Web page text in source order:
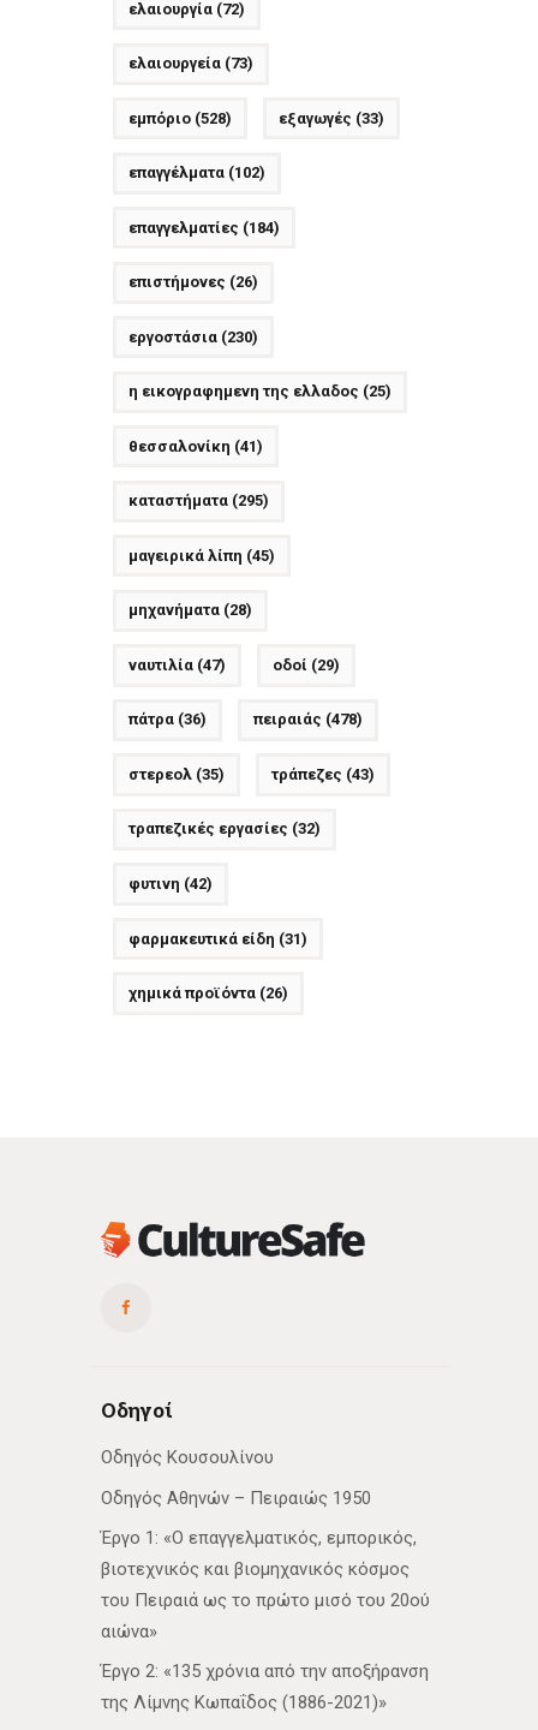
ελαιουργία(72)
ελαιουργεία(73)
εμπόριο(528) εξαγωγές (33)
επαγγέλματα(102)
επαγγελματίες (184)
επιστήμονες (26)
εργοστάσια(230)
η εικογραφημενη της ελλαδος (25)
θεσσαλονίκη (41)
καταστήματα(295)
μαγειρικά λίπη (45)
μηχανήματα(28)
ναυτιλία(47) οδοί (29)
πάτρα(36) πειραιάς (478)
στερεολ(35) τράπεζες (43)
τραπεζικές εργασίες (32)
φυτινη (42)
φαρμακευτικά είδη (31)
χημικά προϊόντα(26)
Οδηγοί
Οδηγός Κουσουλίνου
Οδηγός Αθηνών – Πειραιώς 1950
Έργο 1: «Ο επαγγελματικός, εμπορικός,
βιοτεχνικός και βιομηχανικός κόσμος
του Πειραιά ως το πρώτο μισό του 20ού
αιώνα»
Έργο 2: «135 χρόνια από την αποξήρανση
της Λίμνης Κωπαΐδος (1886-2021)»